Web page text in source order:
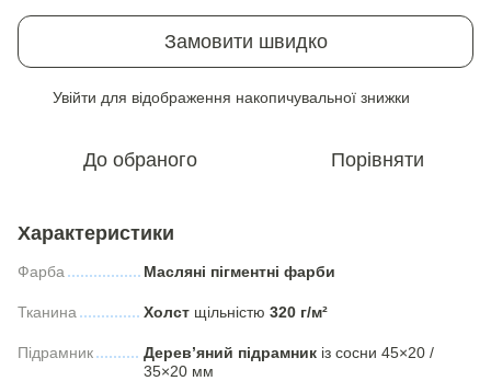
Замовити швидко
Увійти для відображення накопичувальної знижки
До обраного Порівняти
Характеристики
Фарба Масляні пігментні фарби
Тканина Холст щільністю 320 г/м²
Підрамник Дерев’яний підрамник із сосни 45×20 /
35×20 мм